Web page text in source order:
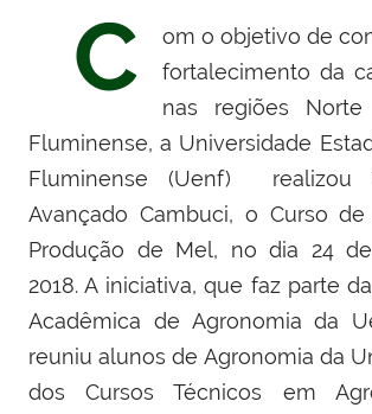
C
om o objetivo de
fortalecimento da
nas regiões
Fluminense, a Universidade
Fluminense (Uenf)
Avançado Cambuci, o Curso
Produção de Mel, no dia 24
2018. A iniciativa, que faz parte da
Acadêmica de Agronomia da
reuniu alunos de Agronomia da
dos Cursos Técnicos em